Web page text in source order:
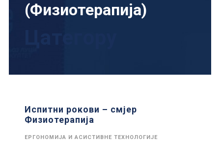
(Физиотерапија)
Испитни рокови – смјер
Физиотерапија
ЕРГОНОМИЈА И АСИСТИВНЕ ТЕХНОЛОГИЈЕ